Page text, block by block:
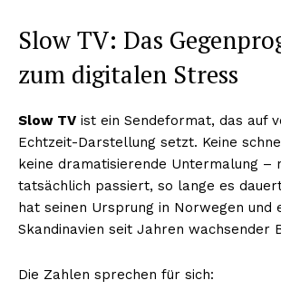
Slow TV: Das
zum digitalen Stress
Slow TV ist ein Sendeformat, das auf
Echtzeit-Darstellung setzt. Keine
keine dramatisierende Untermalung –
tatsächlich passiert, so lange es
hat seinen Ursprung in Norwegen und
Skandinavien seit Jahren wachsender
Die Zahlen sprechen für sich: